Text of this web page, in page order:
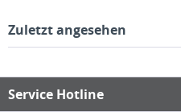
Zuletzt angesehen
Service Hotline